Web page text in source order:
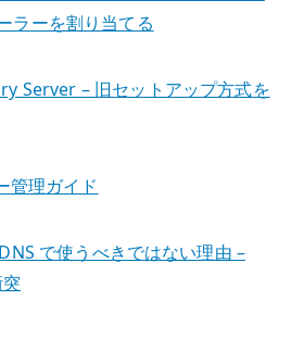
ラーを割り当てる
Server – 旧セットアップ方式を
管理ガイド
で使うべきではない理由 –